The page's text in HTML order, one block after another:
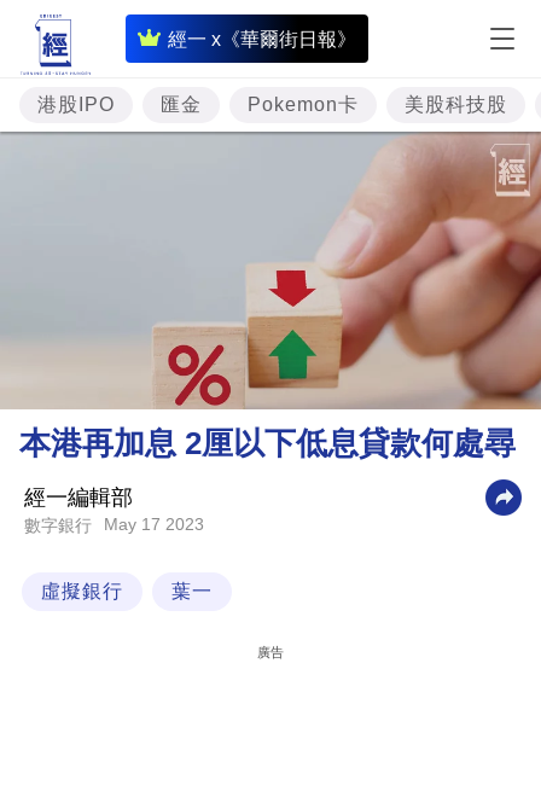
經一 x《華爾街日報》
即
時
財
經
樓
市
理
財
業
港股IPO 匯金 Pokemon卡 美股科技股
本港再加息 2厘以下低息貸款何處尋
經一編輯部
數字銀行 May 17 2023
虛擬銀行 葉一
廣告